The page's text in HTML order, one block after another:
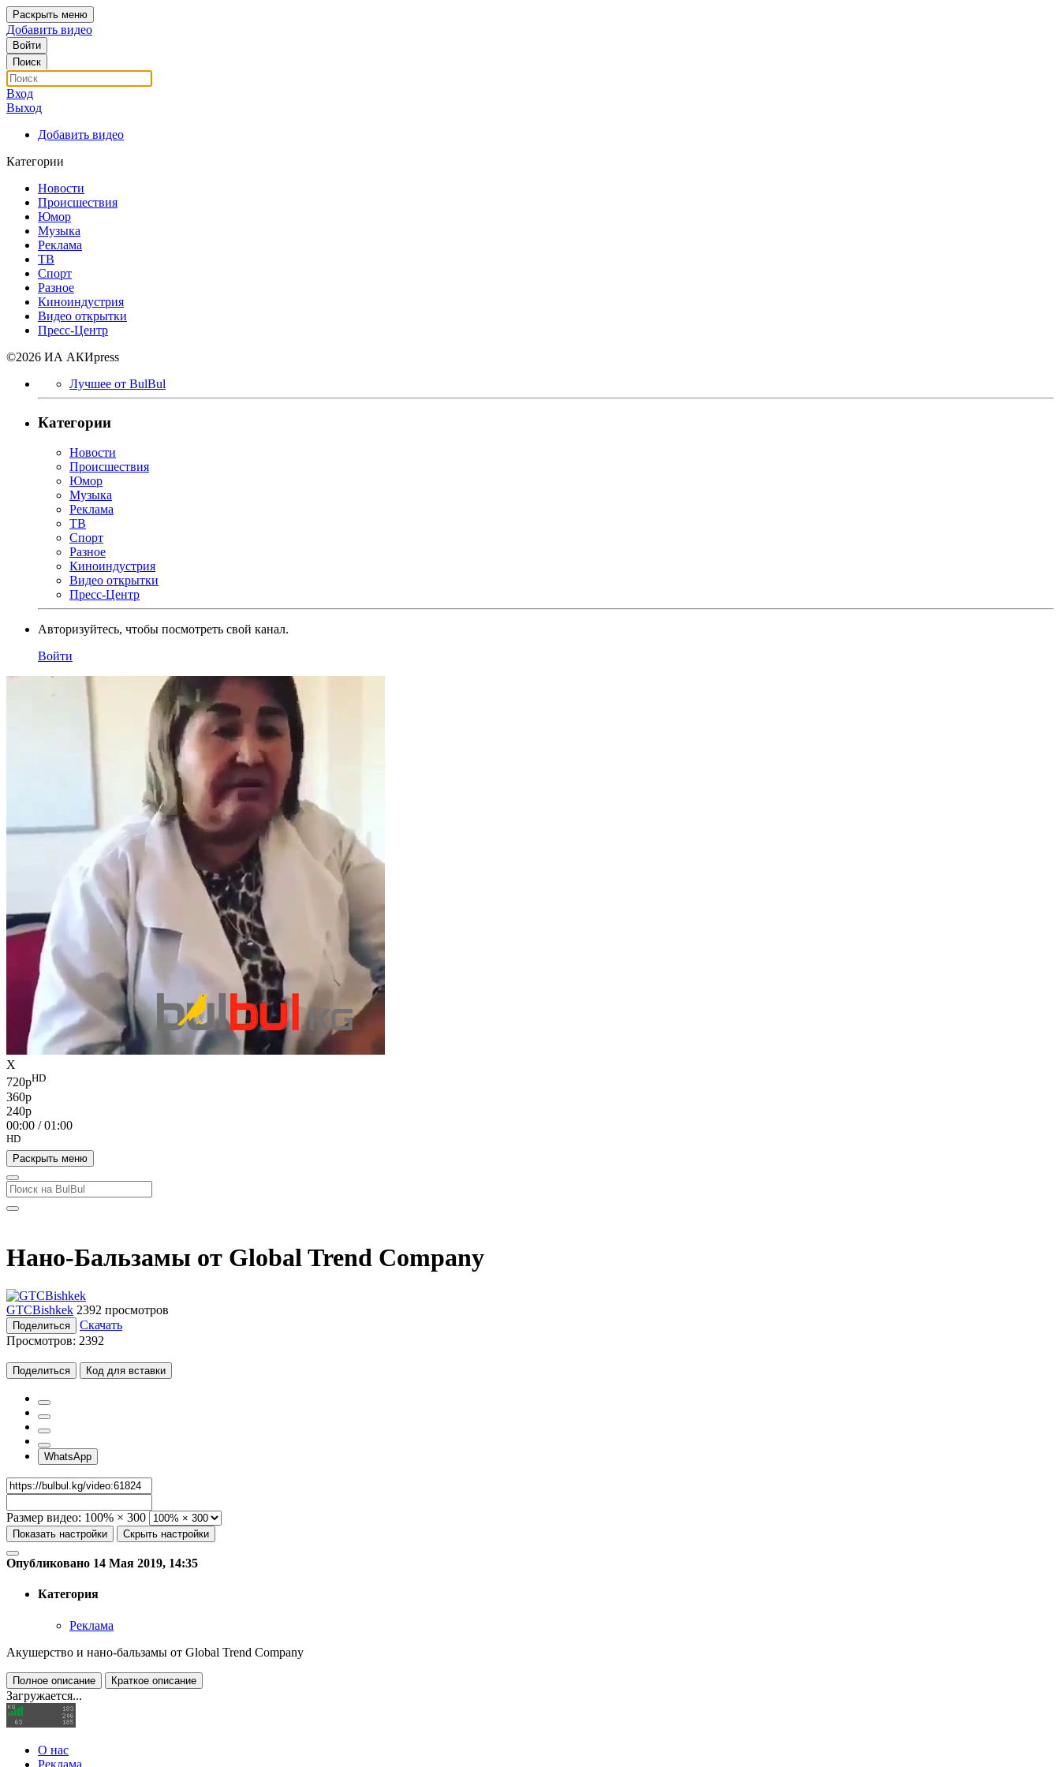
Раскрыть меню
Добавить видео
Войти
Поиск
Вход
Выход
Добавить видео
Категории
Новости
Происшествия
Юмор
Музыка
Реклама
ТВ
Спорт
Разное
Киноиндустрия
Видео открытки
Пресс-Центр
©2026 ИА АКИpress
Лучшее от BulBul
Категории
Новости
Происшествия
Юмор
Музыка
Реклама
ТВ
Спорт
Разное
Киноиндустрия
Видео открытки
Пресс-Центр
Авторизуйтесь, чтобы посмотреть свой канал.
Войти
X
720pHD
360p
240p
00:00 /01:00
HD
Раскрыть меню
Нано-Бальзамы от Global Trend Company
GTCBishkek 2392 просмотров
Поделиться
Скачать
Просмотров: 2392
Поделиться Код для вставки
WhatsApp
Размер видео: 100% × 300
Показать настройки Скрыть настройки
Опубликовано 14 Мая 2019, 14:35
Категория
Реклама
Акушерство и нано-бальзамы от Global Trend Company
Полное описание Краткое описание
Загружается...
О нас
Реклама